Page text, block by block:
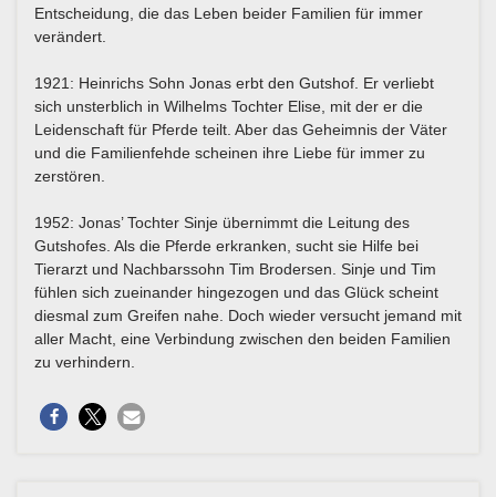
Entscheidung, die das Leben beider Familien für immer
verändert.
1921: Heinrichs Sohn Jonas erbt den Gutshof. Er verliebt
sich unsterblich in Wilhelms Tochter Elise, mit der er die
Leidenschaft für Pferde teilt. Aber das Geheimnis der Väter
und die Familienfehde scheinen ihre Liebe für immer zu
zerstören.
1952: Jonas’ Tochter Sinje übernimmt die Leitung des
Gutshofes. Als die Pferde erkranken, sucht sie Hilfe bei
Tierarzt und Nachbarssohn Tim Brodersen. Sinje und Tim
fühlen sich zueinander hingezogen und das Glück scheint
diesmal zum Greifen nahe. Doch wieder versucht jemand mit
aller Macht, eine Verbindung zwischen den beiden Familien
zu verhindern.